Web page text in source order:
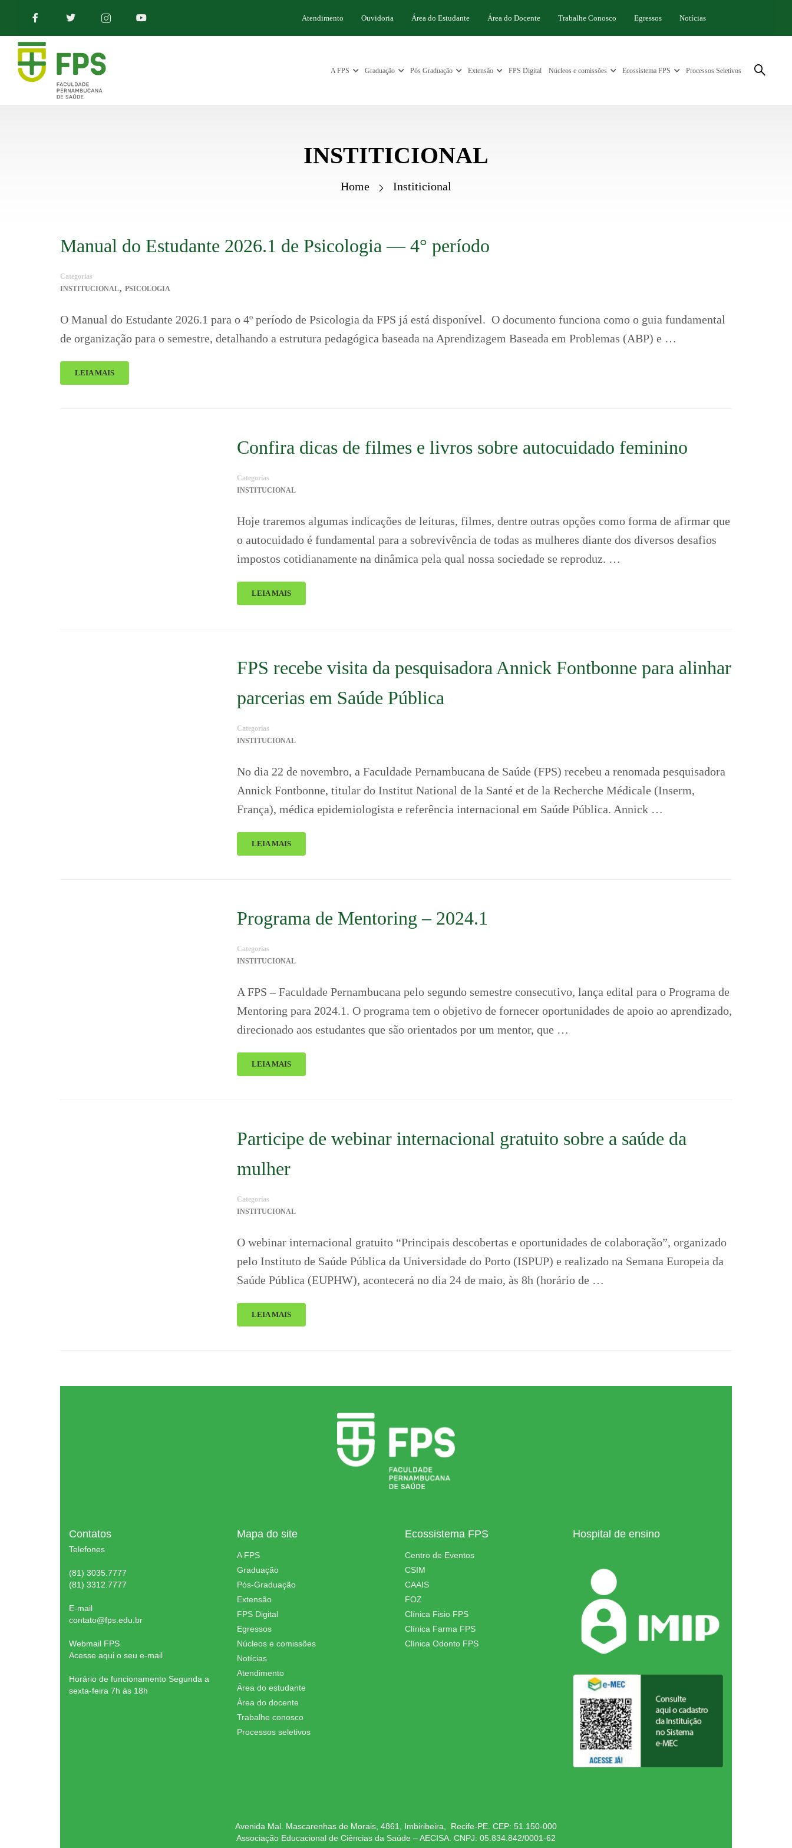
Atendimento Ouvidoria Área do Estudante Área do Docente Trabalhe Conosco Egressos Notícias
A FPS Graduação Pós Graduação Extensão FPS Digital Núcleos e comissões Ecossistema FPS Processos Seletivos
INSTITICIONAL
Home Institicional
Manual do Estudante 2026.1 de Psicologia — 4° período
Categorias
INSTITUCIONAL, PSICOLOGIA
O Manual do Estudante 2026.1 para o 4º período de Psicologia da FPS já está disponível. O documento funciona como o guia fundamental
de organização para o semestre, detalhando a estrutura pedagógica baseada na Aprendizagem Baseada em Problemas (ABP) e …
LEIA MAIS
Confira dicas de filmes e livros sobre autocuidado feminino
Categorias
INSTITUCIONAL
Hoje traremos algumas indicações de leituras, filmes, dentre outras opções como forma de afirmar que
o autocuidado é fundamental para a sobrevivência de todas as mulheres diante dos diversos desafios
impostos cotidianamente na dinâmica pela qual nossa sociedade se reproduz. …
LEIA MAIS
FPS recebe visita da pesquisadora Annick Fontbonne para alinhar
parcerias em Saúde Pública
Categorias
INSTITUCIONAL
No dia 22 de novembro, a Faculdade Pernambucana de Saúde (FPS) recebeu a renomada pesquisadora
Annick Fontbonne, titular do Institut National de la Santé et de la Recherche Médicale (Inserm,
França), médica epidemiologista e referência internacional em Saúde Pública. Annick …
LEIA MAIS
Programa de Mentoring – 2024.1
Categorias
INSTITUCIONAL
A FPS – Faculdade Pernambucana pelo segundo semestre consecutivo, lança edital para o Programa de
Mentoring para 2024.1. O programa tem o objetivo de fornecer oportunidades de apoio ao aprendizado,
direcionado aos estudantes que são orientados por um mentor, que …
LEIA MAIS
Participe de webinar internacional gratuito sobre a saúde da
mulher
Categorias
INSTITUCIONAL
O webinar internacional gratuito “Principais descobertas e oportunidades de colaboração”, organizado
pelo Instituto de Saúde Pública da Universidade do Porto (ISPUP) e realizado na Semana Europeia da
Saúde Pública (EUPHW), acontecerá no dia 24 de maio, às 8h (horário de …
LEIA MAIS
Contatos
Telefones
(81) 3035.7777
(81) 3312.7777
E-mail
contato@fps.edu.br
Webmail FPS
Acesse aqui o seu e-mail
Horário de funcionamento Segunda a
sexta-feira 7h às 18h
Mapa do site
A FPS
Graduação
Pós-Graduação
Extensão
FPS Digital
Egressos
Núcleos e comissões
Notícias
Atendimento
Área do estudante
Área do docente
Trabalhe conosco
Processos seletivos
Ecossistema FPS
Centro de Eventos
CSIM
CAAIS
FOZ
Clínica Fisio FPS
Clínica Farma FPS
Clínica Odonto FPS
Hospital de ensino
Avenida Mal. Mascarenhas de Morais, 4861, Imbiribeira, Recife-PE. CEP: 51.150-000
Associação Educacional de Ciências da Saúde – AECISA. CNPJ: 05.834.842/0001-62